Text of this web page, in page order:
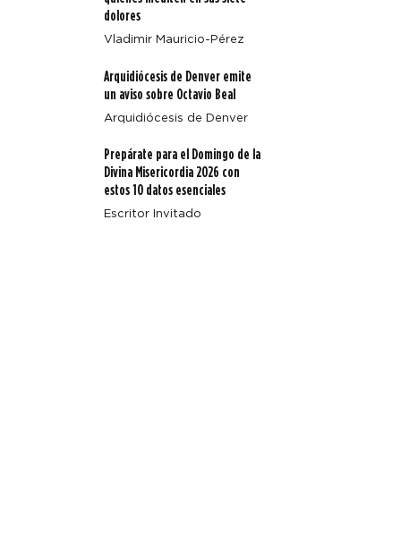
dolores
Vladimir Mauricio-Pérez
Arquidiócesis de Denver emite
un aviso sobre Octavio Beal
Arquidiócesis de Denver
Prepárate para el Domingo de la
Divina Misericordia 2026 con
estos 10 datos esenciales
Escritor Invitado